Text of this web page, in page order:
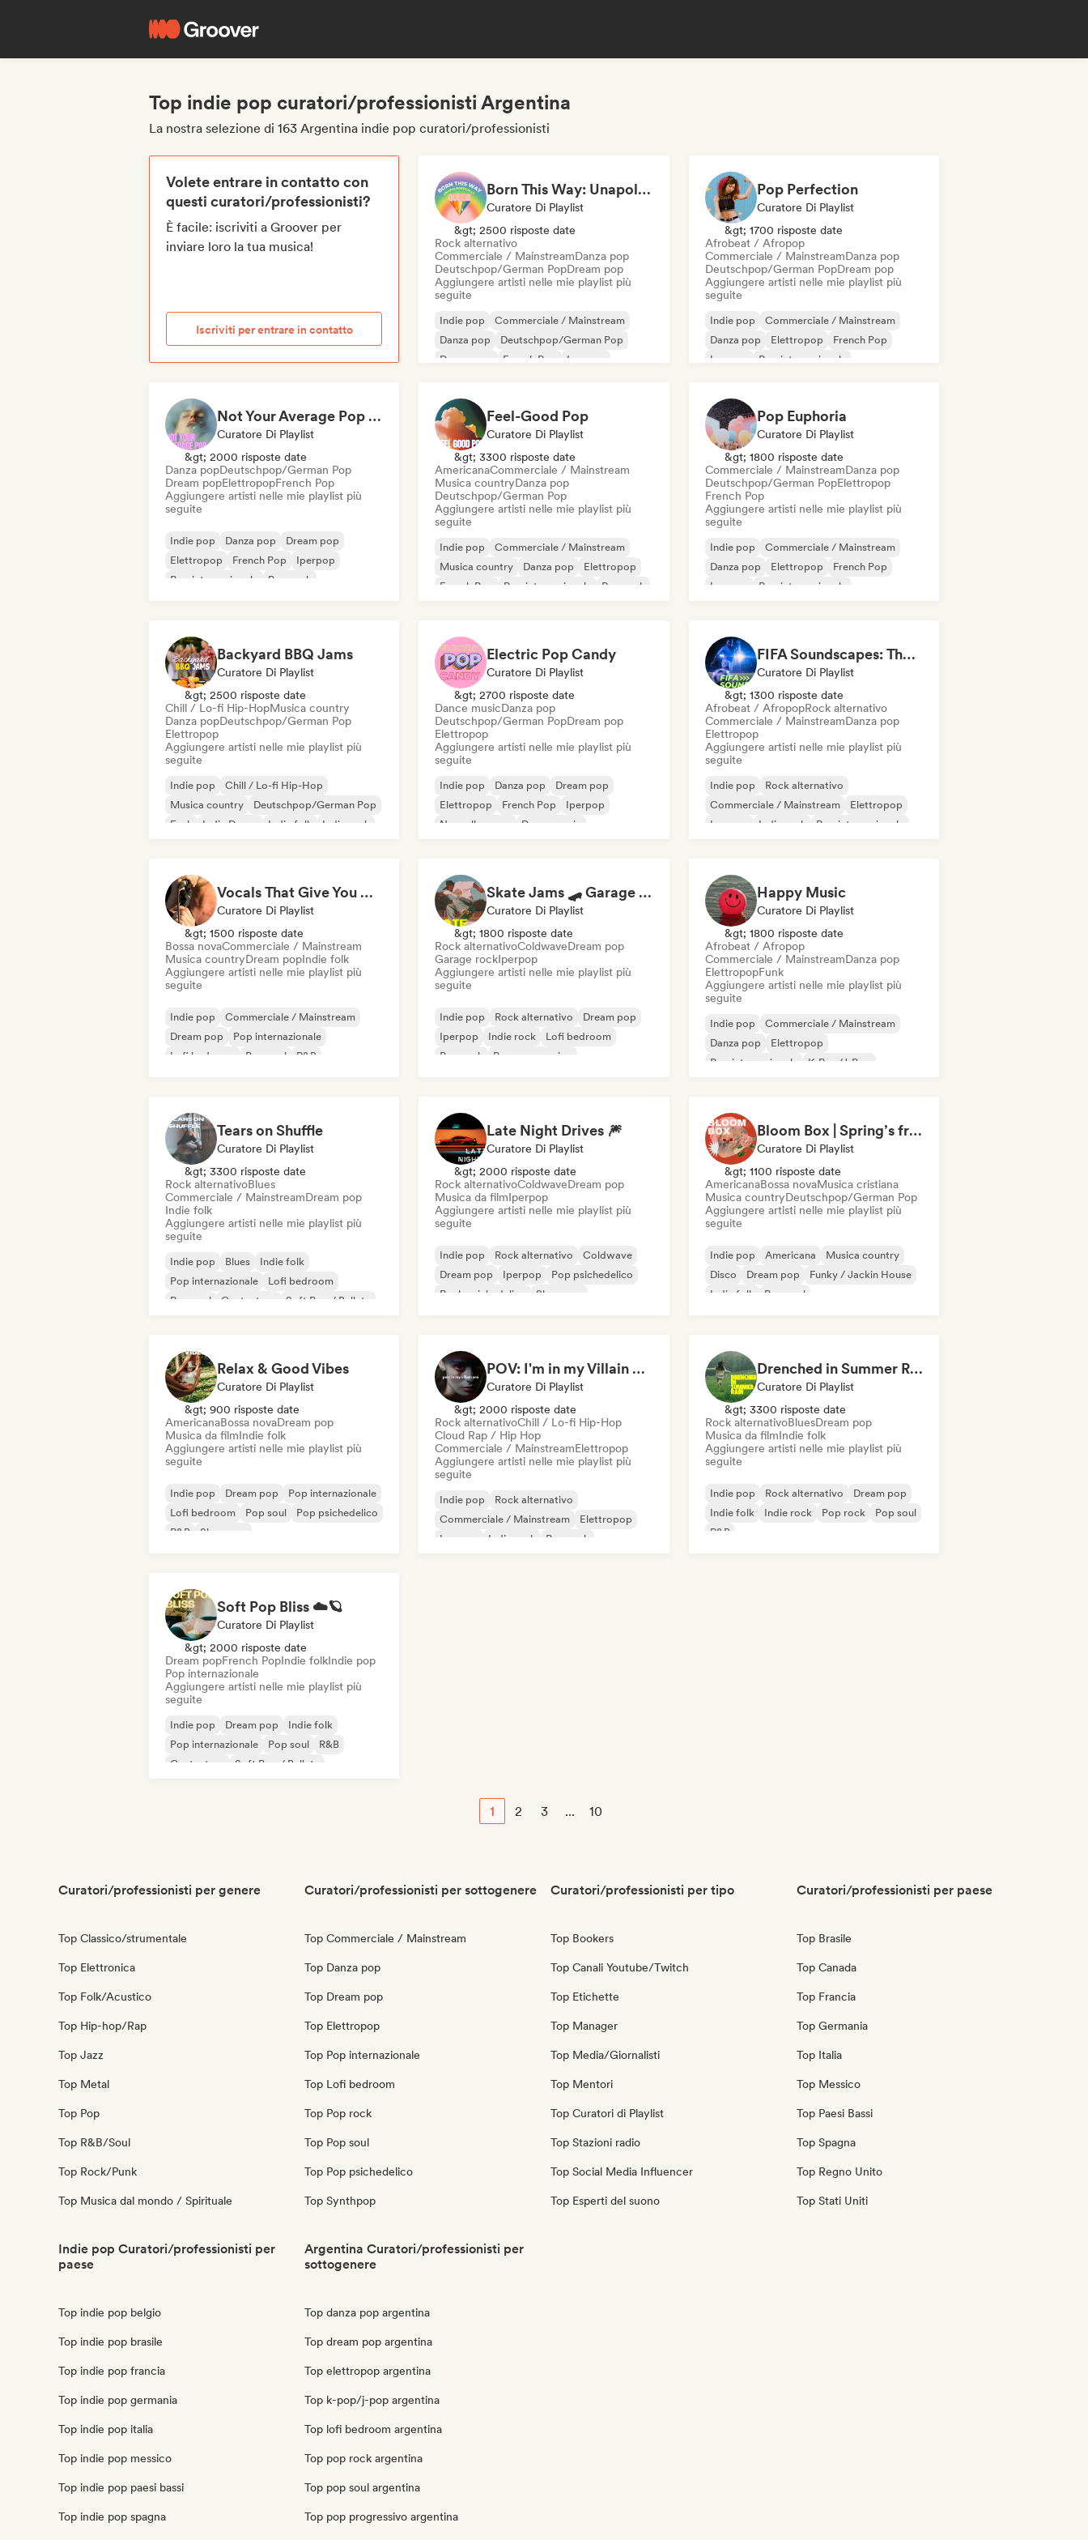
Top indie pop curatori/professionisti Argentina
La nostra selezione di 163 Argentina indie pop curatori/professionisti
Volete entrare in contatto con
questi curatori/professionisti?
È facile: iscriviti a Groover per
inviare loro la tua musica!
Iscriviti per entrare in contatto
Born This Way: Unapologetically Queer
Curatore Di Playlist
&gt; 2500 risposte date
Rock alternativo
Commerciale / MainstreamDanza pop
Deutschpop/German PopDream pop
Aggiungere artisti nelle mie playlist più
seguite
Indie pop
Commerciale / Mainstream
Danza pop
Deutschpop/German Pop
Dream pop
French Pop
Iperpop
Pop Perfection
Curatore Di Playlist
&gt; 1700 risposte date
Afrobeat / Afropop
Commerciale / MainstreamDanza pop
Deutschpop/German PopDream pop
Aggiungere artisti nelle mie playlist più
seguite
Indie pop
Commerciale / Mainstream
Danza pop
Elettropop
French Pop
Iperpop
Pop internazionale
Not Your Average Pop 🛸 Art Pop, Alt-Pop & Indie Pop
Curatore Di Playlist
&gt; 2000 risposte date
Danza popDeutschpop/German Pop
Dream popElettropopFrench Pop
Aggiungere artisti nelle mie playlist più
seguite
Indie pop Danza pop
Dream pop
Elettropop
French Pop
Iperpop
Pop internazionale
Pop rock
Feel-Good Pop
Curatore Di Playlist
&gt; 3300 risposte date
AmericanaCommerciale / Mainstream
Musica countryDanza pop
Deutschpop/German Pop
Aggiungere artisti nelle mie playlist più
seguite
Indie pop
Commerciale / Mainstream
Musica country
Danza pop
Elettropop
French Pop
Pop internazionale Pop rock
Pop Euphoria
Curatore Di Playlist
&gt; 1800 risposte date
Commerciale / MainstreamDanza pop
Deutschpop/German PopElettropop
French Pop
Aggiungere artisti nelle mie playlist più
seguite
Indie pop
Commerciale / Mainstream
Danza pop
Elettropop
French Pop
Iperpop
Pop internazionale
Backyard BBQ Jams
Curatore Di Playlist
&gt; 2500 risposte date
Chill / Lo-fi Hip-HopMusica country
Danza popDeutschpop/German Pop
Elettropop
Aggiungere artisti nelle mie playlist più
seguite
Indie pop
Chill / Lo-fi Hip-Hop
Musica country
Deutschpop/German Pop
Funk
Indie Dance Indie folk Indie rock
Electric Pop Candy
Curatore Di Playlist
&gt; 2700 risposte date
Dance musicDanza pop
Deutschpop/German PopDream pop
Elettropop
Aggiungere artisti nelle mie playlist più
seguite
Indie pop Danza pop
Dream pop
Elettropop
French Pop
Iperpop
Nouvelle scene
Dance music
FIFA Soundscapes: The Ultimate Soundtrack ⚽️ Festival Indie, Electropop & Dance Anthems
Curatore Di Playlist
&gt; 1300 risposte date
Afrobeat / AfropopRock alternativo
Commerciale / MainstreamDanza pop
Elettropop
Aggiungere artisti nelle mie playlist più
seguite
Indie pop
Rock alternativo
Commerciale / Mainstream
Elettropop
Iperpop
Indie rock
Pop internazionale
Vocals That Give You Chills
Curatore Di Playlist
&gt; 1500 risposte date
Bossa novaCommerciale / Mainstream
Musica countryDream popIndie folk
Aggiungere artisti nelle mie playlist più
seguite
Indie pop
Commerciale / Mainstream
Dream pop
Pop internazionale
Lofi bedroom
Pop soul
R&B
Skate Jams 🛹 Garage Rock, Surf Rock & Neo-Psych
Curatore Di Playlist
&gt; 1800 risposte date
Rock alternativoColdwaveDream pop
Garage rockIperpop
Aggiungere artisti nelle mie playlist più
seguite
Indie pop Rock alternativo
Dream pop
Iperpop
Indie rock
Lofi bedroom
Pop rock
Pop progressivo
Happy Music
Curatore Di Playlist
&gt; 1800 risposte date
Afrobeat / Afropop
Commerciale / MainstreamDanza pop
ElettropopFunk
Aggiungere artisti nelle mie playlist più
seguite
Indie pop
Commerciale / Mainstream
Danza pop
Elettropop
Pop internazionale
K-Pop/J-Pop
Tears on Shuffle
Curatore Di Playlist
&gt; 3300 risposte date
Rock alternativoBlues
Commerciale / MainstreamDream pop
Indie folk
Aggiungere artisti nelle mie playlist più
seguite
Indie pop Blues
Indie folk
Pop internazionale
Lofi bedroom
Pop soul
Cantautore Soft Pop / Ballata
Late Night Drives 🎆
Curatore Di Playlist
&gt; 2000 risposte date
Rock alternativoColdwaveDream pop
Musica da filmIperpop
Aggiungere artisti nelle mie playlist più
seguite
Indie pop Rock alternativo
Coldwave
Dream pop
Iperpop
Pop psichedelico
Rock psichedelico
Shoegaze
Bloom Box | Spring’s freshest tracks
Curatore Di Playlist
&gt; 1100 risposte date
AmericanaBossa novaMusica cristiana
Musica countryDeutschpop/German Pop
Aggiungere artisti nelle mie playlist più
seguite
Indie pop Americana
Musica country
Disco
Dream pop
Funky / Jackin House
Indie folk
Pop soul
Relax & Good Vibes
Curatore Di Playlist
&gt; 900 risposte date
AmericanaBossa novaDream pop
Musica da filmIndie folk
Aggiungere artisti nelle mie playlist più
seguite
Indie pop Dream pop
Pop internazionale
Lofi bedroom
Pop soul
Pop psichedelico
R&B
Shoegaze
POV: I'm in my Villain Era
Curatore Di Playlist
&gt; 2000 risposte date
Rock alternativoChill / Lo-fi Hip-Hop
Cloud Rap / Hip Hop
Commerciale / MainstreamElettropop
Aggiungere artisti nelle mie playlist più
seguite
Indie pop
Rock alternativo
Commerciale / Mainstream
Elettropop
Iperpop
Indie rock
Pop rock
Drenched in Summer Rain 🌧️🌴
Curatore Di Playlist
&gt; 3300 risposte date
Rock alternativoBluesDream pop
Musica da filmIndie folk
Aggiungere artisti nelle mie playlist più
seguite
Indie pop Rock alternativo
Dream pop
Indie folk
Indie rock Pop rock
Pop soul
R&B
Soft Pop Bliss ☁️🪐
Curatore Di Playlist
&gt; 2000 risposte date
Dream popFrench PopIndie folkIndie pop
Pop internazionale
Aggiungere artisti nelle mie playlist più
seguite
Indie pop Dream pop
Indie folk
Pop internazionale
Pop soul
R&B
Cantautore
Soft Pop / Ballata
1 2 3 ... 10
Curatori/professionisti per genere
Top Classico/strumentale
Top Elettronica
Top Folk/Acustico
Top Hip-hop/Rap
Top Jazz
Top Metal
Top Pop
Top R&B/Soul
Top Rock/Punk
Top Musica dal mondo / Spirituale
Curatori/professionisti per sottogenere
Top Commerciale / Mainstream
Top Danza pop
Top Dream pop
Top Elettropop
Top Pop internazionale
Top Lofi bedroom
Top Pop rock
Top Pop soul
Top Pop psichedelico
Top Synthpop
Curatori/professionisti per tipo
Top Bookers
Top Canali Youtube/Twitch
Top Etichette
Top Manager
Top Media/Giornalisti
Top Mentori
Top Curatori di Playlist
Top Stazioni radio
Top Social Media Influencer
Top Esperti del suono
Curatori/professionisti per paese
Top Brasile
Top Canada
Top Francia
Top Germania
Top Italia
Top Messico
Top Paesi Bassi
Top Spagna
Top Regno Unito
Top Stati Uniti
Indie pop Curatori/professionisti per
paese
Top indie pop belgio
Top indie pop brasile
Top indie pop francia
Top indie pop germania
Top indie pop italia
Top indie pop messico
Top indie pop paesi bassi
Top indie pop spagna
Argentina Curatori/professionisti per
sottogenere
Top danza pop argentina
Top dream pop argentina
Top elettropop argentina
Top k-pop/j-pop argentina
Top lofi bedroom argentina
Top pop rock argentina
Top pop soul argentina
Top pop progressivo argentina